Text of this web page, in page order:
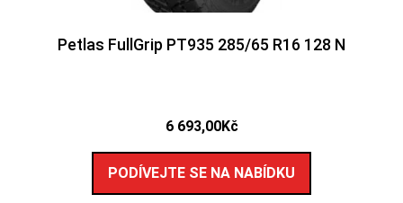
Petlas FullGrip PT935 285/65 R16 128 N
6 693,00Kč
PODÍVEJTE SE NA NABÍDKU